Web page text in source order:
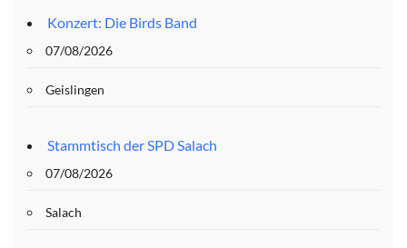
Konzert: Die Birds Band
07/08/2026
Geislingen
Stammtisch der SPD Salach
07/08/2026
Salach